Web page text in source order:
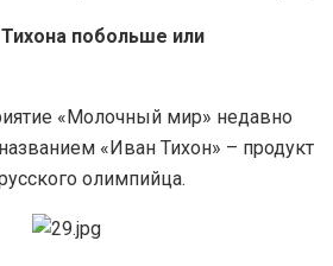
побольше или
«Молочный мир» недавно
«Иван Тихон» – продукт
олимпийца.